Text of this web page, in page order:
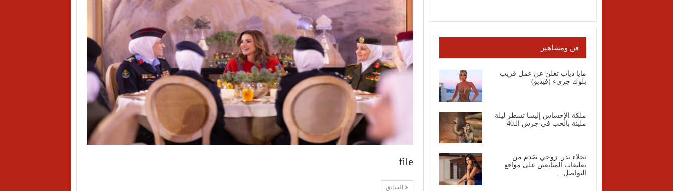
file
السابق
فن ومشاهير
مايا دياب تعلن عن عمل قريب
بلوك جريء (فيديو)
ملكة الإحساس إليسا تسطر ليلة
مليئة بالحب في جرش الـ40
نجلاء بدر: زوجي صُدم من
تعليقات المتابعين على مواقع
التواصل…